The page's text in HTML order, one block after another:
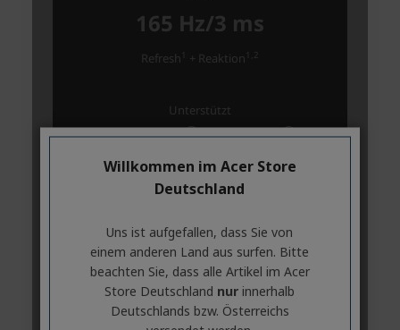
Willkommen im Acer Store
Deutschland
Uns ist aufgefallen, dass Sie von
einem anderen Land aus surfen. Bitte
beachten Sie, dass alle Artikel im Acer
Store Deutschland nur innerhalb
Deutschlands bzw. Österreichs